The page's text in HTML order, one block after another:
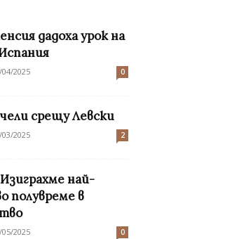
дадоха урок на
04/2025 0
срещу Левски
03/2025 2
най-
полувреме в
05/2025 0